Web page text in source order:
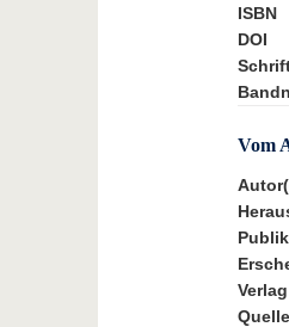
ISBN
DOI
Vom
Verlag
Quelle